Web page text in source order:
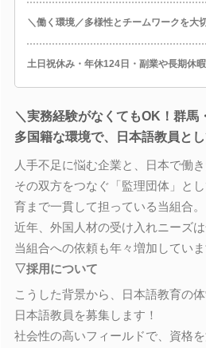
＼働く環境／多様性とチームワークを大
土日祝休み・年休124日・副業や長期休
＼実務経験がなくてもOK！群
多国籍な環境で、日本語教員と
人手不足に悩む企業と、日本で働
その双方をつなぐ「監理団体」と
育まで一貫して担っている当組合。
近年、外国人材の受け入れニーズ
当組合への依頼も年々増加していま
▽採用について
こうした背景から、日本語教育の
日本語教員を募集します！
社会性の高いフィールドで、資格